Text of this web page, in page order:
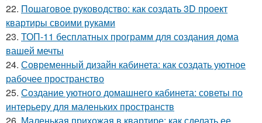
22. Пошаговое руководство: как создать 3D проект
квартиры своими руками
23. ТОП-11 бесплатных программ для создания дома
вашей мечты
24. Современный дизайн кабинета: как создать уютное
рабочее пространство
25. Создание уютного домашнего кабинета: советы по
интерьеру для маленьких пространств